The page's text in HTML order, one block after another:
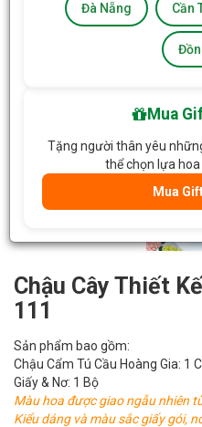
Chậu Cây Thiết
111
Sản phẩm bao gồm:
Chậu Cẩm Tú Cầu Hoàng Gia: 1
Giấy & Nơ: 1 Bộ
Màu hoa được giao ngẫu nhiên
Kiểu dáng và màu sắc giấy gói,
Đà Nẵng Cần
Mua
Tặng người thân yêu
thể chọn lựa
Mua